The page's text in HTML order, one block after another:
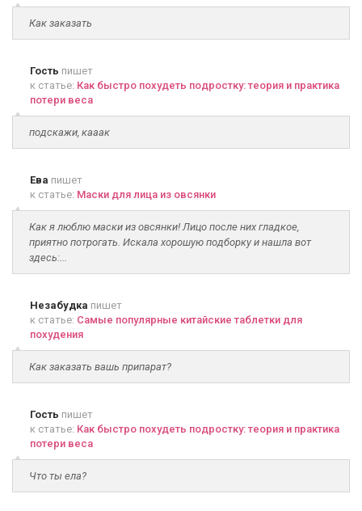
Как заказать
Гость пишет
к статье: Как быстро похудеть подростку: теория и практика
потери веса
подскажи, кааак
Ева пишет
к статье: Маски для лица из овсянки
Как я люблю маски из овсянки! Лицо после них гладкое,
приятно потрогать. Искала хорошую подборку и нашла вот
здесь:...
Незабудка пишет
к статье: Самые популярные китайские таблетки для
похудения
Как заказать вашь припарат?
Гость пишет
к статье: Как быстро похудеть подростку: теория и практика
потери веса
Что ты ела?